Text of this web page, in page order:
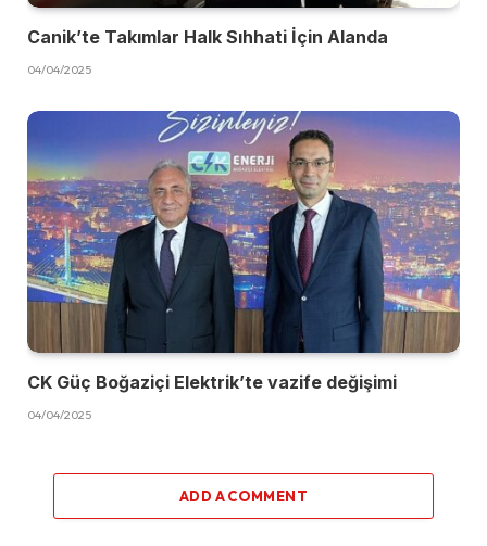
Canik’te Takımlar Halk Sıhhati İçin Alanda
04/04/2025
CK Güç Boğaziçi Elektrik’te vazife değişimi
04/04/2025
ADD A COMMENT